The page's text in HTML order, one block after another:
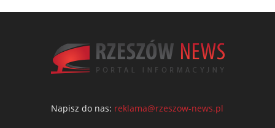
Napisz do nas: reklama@rzeszow-news.pl